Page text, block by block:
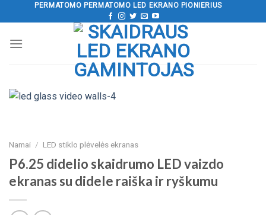
prie
PERMATOMO PERMATOMO LED EKRANO PIONIERIUS
Namai / LED stiklo plėvelės ekranas
P6.25 didelio skaidrumo LED vaizdo
ekranas su didele raiška ir ryškumu